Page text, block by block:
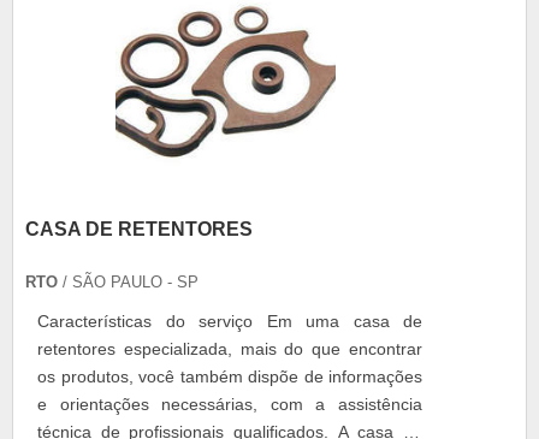
CASA DE RETENTORES
RTO / SÃO PAULO - SP
Características do serviço Em uma casa de
retentores especializada, mais do que encontrar
os produtos, você também dispõe de informações
e orientações necessárias, com a assistência
técnica de profissionais qualificados. A casa de